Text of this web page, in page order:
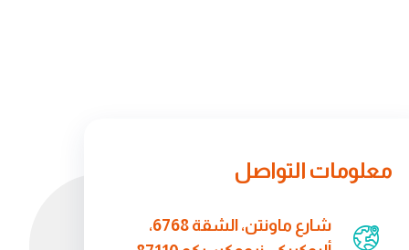
معلومات التواصل
شارع ماونتن، الشقة 6768،